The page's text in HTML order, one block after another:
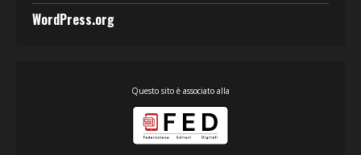
WordPress.org
Questo sito è associato alla